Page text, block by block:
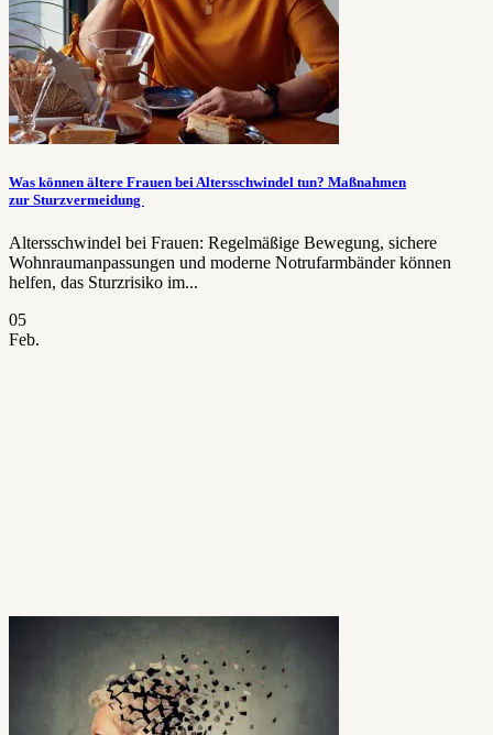
Was können ältere Frauen bei Altersschwindel tun? Maßnahmen
zur Sturzvermeidung
Altersschwindel bei Frauen: Regelmäßige Bewegung, sichere
Wohnraumanpassungen und moderne Notrufarmbänder können
helfen, das Sturzrisiko im...
05
Feb.